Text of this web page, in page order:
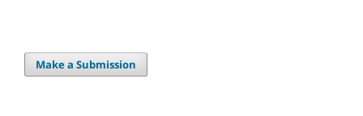
Make a Submission